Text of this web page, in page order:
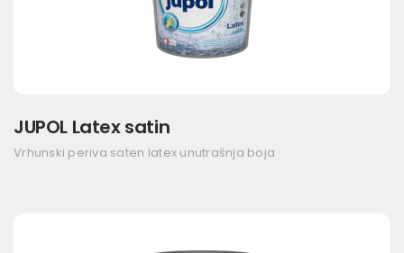
JUPOL Latex satin
Vrhunski periva saten latex unutrašnja boja